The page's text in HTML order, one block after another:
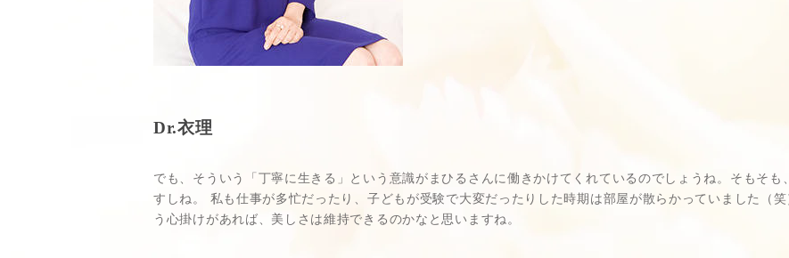
Dr.衣理
でも、そういう「丁寧に生きる」という意識がまひるさんに働きかけてくれているのでしょうね。そもそも
すしね。 私も仕事が多忙だったり、子どもが受験で大変だったりした時期は部屋が散らかっていました（
う心掛けがあれば、美しさは維持できるのかなと思いますね。